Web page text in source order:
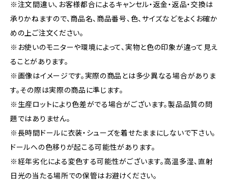
※注文間違い、お客様都合によるキャンセル・返金・返品・交換は
承りかねますので、商品名、商品番号、色、サイズなどをよくお確か
めの上ご注文ください。
※お使いのモニターや環境によって、実物と色の印象が違って見え
ることがあります。
※画像はイメージです。実際の商品とは多少異なる場合がありま
す。その際は実際の商品に準じます。
※生産ロットにより色差がでる場合がございます。製品品質の問
題ではありません。
※長時間ドールに衣装・シューズを着せたままにしないで下さい。
ドールへの色移りが起こる可能性があります。
※経年劣化による変色する可能性がございます。高温多湿、直射
日光の当たる場所での保管はお避けください。